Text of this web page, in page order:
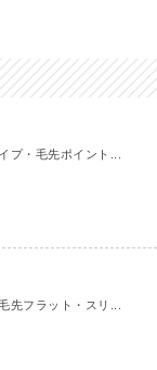
プ・毛先ポイント...
先フラット・スリ...